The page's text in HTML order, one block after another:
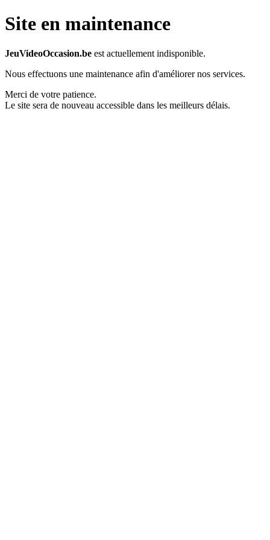
Site en maintenance
JeuVideoOccasion.be est actuellement indisponible.
Nous effectuons une maintenance afin d'améliorer nos services.
Merci de votre patience.
Le site sera de nouveau accessible dans les meilleurs délais.